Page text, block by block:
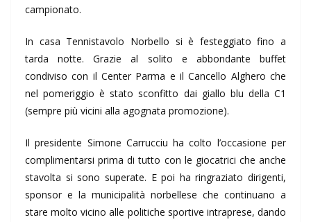
campionato.
In casa Tennistavolo Norbello si è festeggiato fino a
tarda notte. Grazie al solito e abbondante buffet
condiviso con il Center Parma e il Cancello Alghero che
nel pomeriggio è stato sconfitto dai giallo blu della C1
(sempre più vicini alla agognata promozione).
Il presidente Simone Carrucciu ha colto l’occasione per
complimentarsi prima di tutto con le giocatrici che anche
stavolta si sono superate. E poi ha ringraziato dirigenti,
sponsor e la municipalità norbellese che continuano a
stare molto vicino alle politiche sportive intraprese, dando